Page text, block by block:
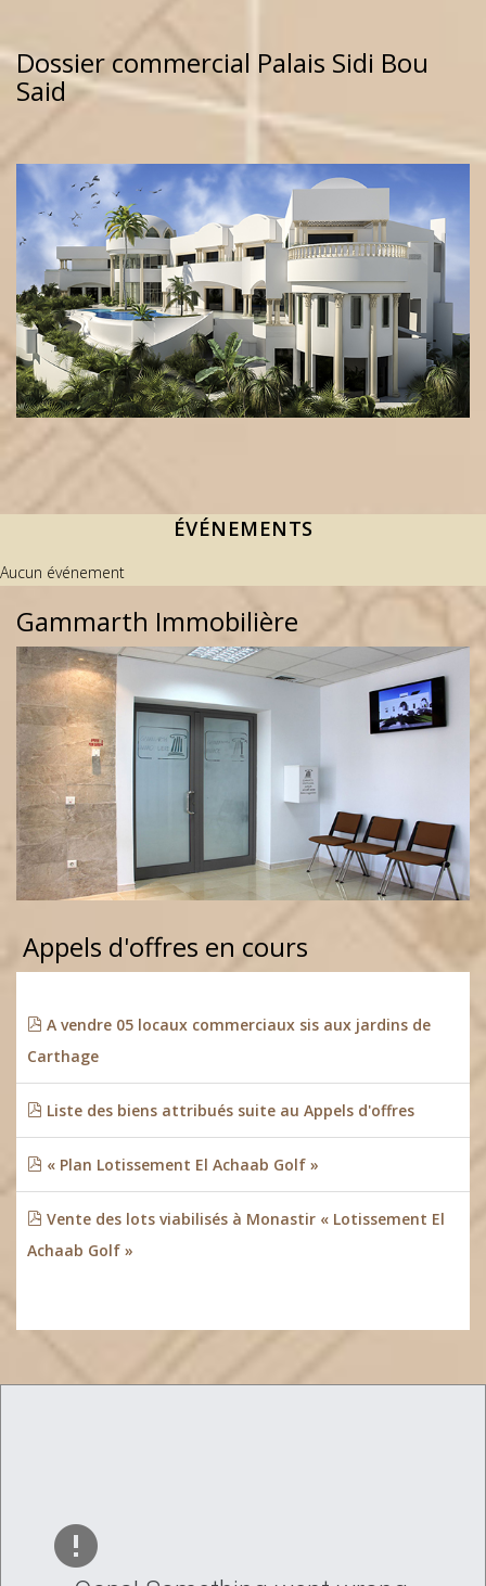
Dossier commercial Palais Sidi Bou
Said
ÉVÉNEMENTS
Aucun événement
Gammarth Immobilière
Appels d'offres en cours
A vendre 05 locaux commerciaux sis aux jardins de
Carthage
Liste des biens attribués suite au Appels d'offres
« Plan Lotissement El Achaab Golf »
Vente des lots viabilisés à Monastir « Lotissement El
Achaab Golf »